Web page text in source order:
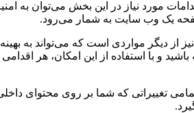
مورد نیاز در این بخش می‌توان
یک وب سایت به شمار می‌رود.
نیز از دیگر مواردی است که می‌تواند
و با استفاده از این امکان، هر
تغییراتی که شما بر روی محتوای